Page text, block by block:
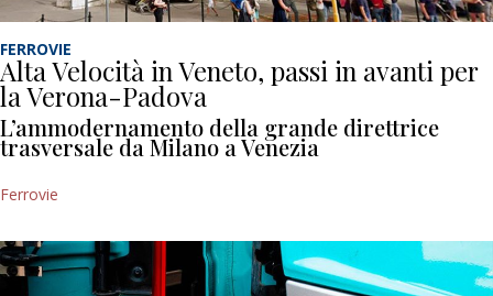
FERROVIE
Alta Velocità in Veneto, passi in avanti per
la Verona-Padova
L’ammodernamento della grande direttrice
trasversale da Milano a Venezia
Ferrovie